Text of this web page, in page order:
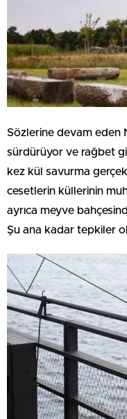
Sözlerine devam eden
sürdürüyor ve rağbet
kez kül savurma
cesetlerin küllerinin
ayrıca meyve
Şu ana kadar tepkiler